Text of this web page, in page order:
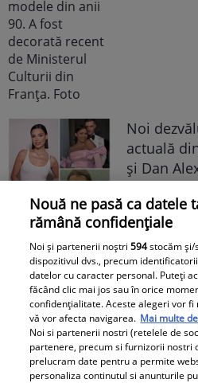
Noi
actuală
și Dan
dus la
însă
se
Este în
devenit
oară și a
imagine
vieții
Nouă ne pasă ca datele
rămână confidențiale
Noi și partenerii noștri594stocăm și/
dispozitivul dvs., precum
datelor cu caracter personal. Puteți
făcând clic mai jos sau în orice
confidențialitate. Aceste alegeri vor
vă vor afecta navigarea. Mai multe
Noi si partenerii nostri (retelele de
partenere, precum si furnizorii nostri
prelucram date pentru a permite
personaliza continutul si anunturile